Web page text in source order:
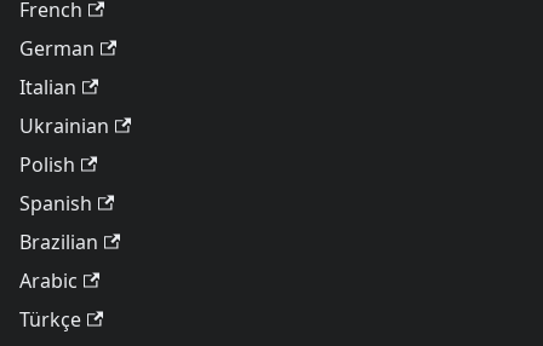
French
German
Italian
Ukrainian
Polish
Spanish
Brazilian
Arabic
Türkçe